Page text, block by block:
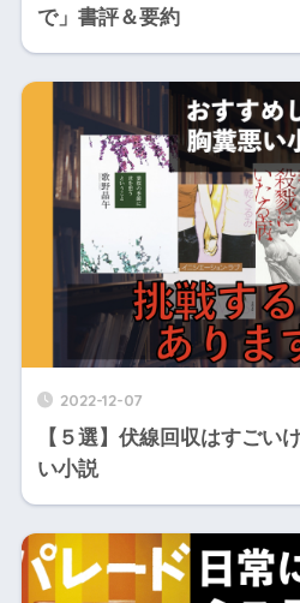
で」書評＆要約
2022-12-07
【５選】伏線回収はすごい
い小説